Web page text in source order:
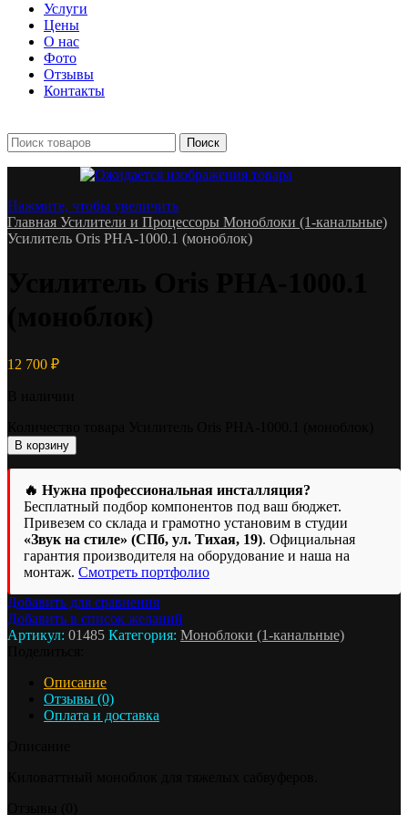
Услуги
Цены
О нас
Фото
Отзывы
Контакты
Поиск
Нажмите, чтобы увеличить
Главная Усилители и Процессоры Моноблоки (1-канальные)
Усилитель Oris PHA-1000.1 (моноблок)
12 700 ₽
В корзину
🔥 Нужна профессиональная инсталляция?
Бесплатный подбор компонентов под ваш бюджет.
Привезем со склада и грамотно установим в студии
«Звук на стиле» (СПб, ул. Тихая, 19). Официальная
гарантия производителя на оборудование и наша на
монтаж. Смотреть портфолио
Добавить для сравнения
Добавить в список желаний
Артикул: 01485 Категория: Моноблоки (1-канальные)
Описание
Отзывы (0)
Оплата и доставка